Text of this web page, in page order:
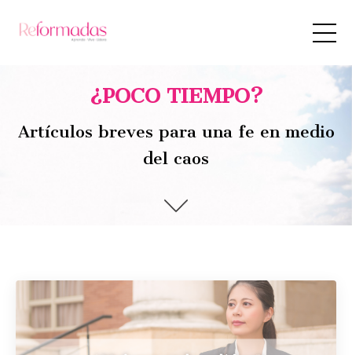
¿POCO TIEMPO?
Artículos breves para una fe en medio
del caos